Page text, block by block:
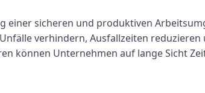
sicheren und produktiven
verhindern, Ausfallzeiten reduzieren
können Unternehmen auf lange Sicht